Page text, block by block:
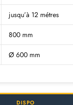
jusqu’à 12 métres
800 mm
Ø 600 mm
DISPO